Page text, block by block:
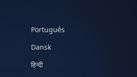
Português
Dansk
हिन्दी